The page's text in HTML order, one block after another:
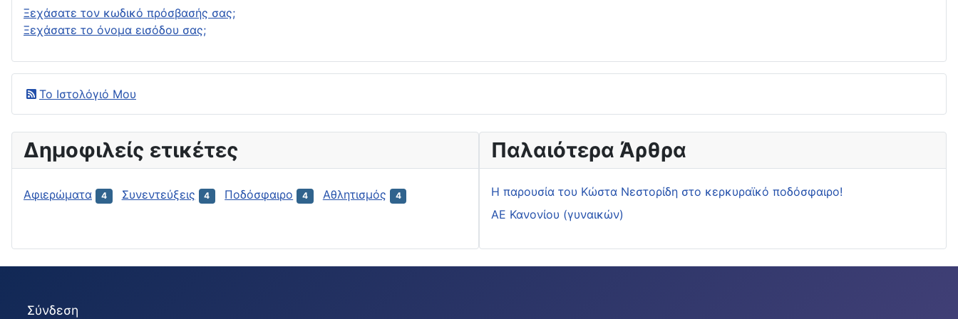
Ξεχάσατε τον κωδικό πρόσβασής σας;
Ξεχάσατε το όνομα εισόδου σας;
Το Ιστολόγιό Μου
Δημοφιλείς ετικέτες
Αφιερώματα 4 Συνεντεύξεις 4 Ποδόσφαιρο 4 Αθλητισμός 4
Παλαιότερα Άρθρα
H παρουσία του Κώστα Νεστορίδη στο κερκυραϊκό ποδόσφαιρο!
ΑΕ Κανονίου (γυναικών)
Σύνδεση